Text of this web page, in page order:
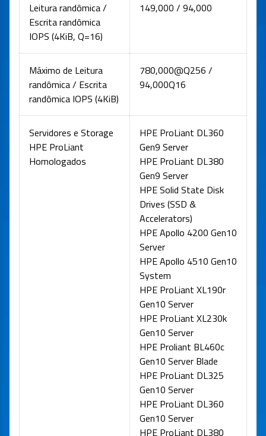
Leitura randômica /
Escrita randômica
IOPS (4KiB, Q=16)
149,000 / 94,000
Máximo de Leitura
randômica / Escrita
randômica IOPS (4KiB)
780,000@Q256 /
94,000Q16
Servidores e Storage
HPE ProLiant
Homologados
HPE ProLiant DL360
Gen9 Server
HPE ProLiant DL380
Gen9 Server
HPE Solid State Disk
Drives (SSD &
Accelerators)
HPE Apollo 4200 Gen10
Server
HPE Apollo 4510 Gen10
System
HPE ProLiant XL190r
Gen10 Server
HPE ProLiant XL230k
Gen10 Server
HPE Proliant BL460c
Gen10 Server Blade
HPE ProLiant DL325
Gen10 Server
HPE ProLiant DL360
Gen10 Server
HPE ProLiant DL380